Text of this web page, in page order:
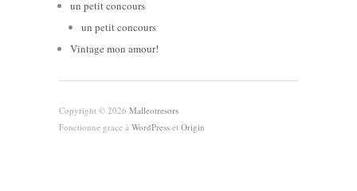
un petit concours
un petit concours
Vintage mon amour!
Copyright © 2026 Malleotresors
Fonctionne grace à WordPress et Origin